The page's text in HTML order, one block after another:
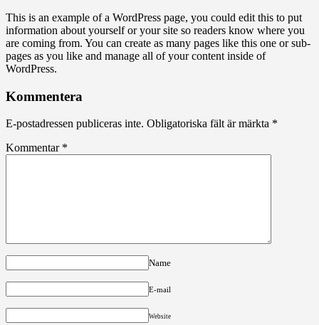
This is an example of a WordPress page, you could edit this to put
information about yourself or your site so readers know where you
are coming from. You can create as many pages like this one or sub-
pages as you like and manage all of your content inside of
WordPress.
Kommentera
E-postadressen publiceras inte. Obligatoriska fält är märkta *
Kommentar *
Name
E-mail
Website